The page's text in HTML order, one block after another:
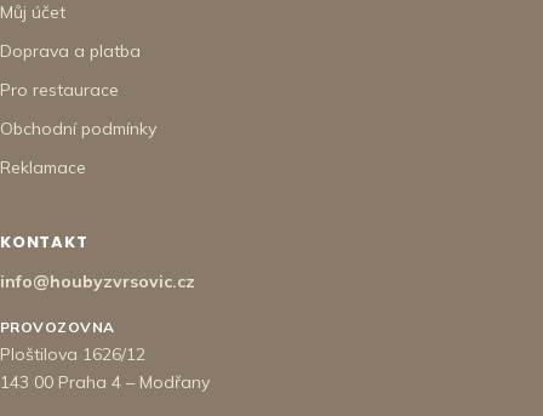
Můj účet
Doprava a platba
Pro restaurace
Obchodní podmínky
Reklamace
KONTAKT
info@houbyzvrsovic.cz
PROVOZOVNA
Ploštilova 1626/12
143 00 Praha 4 – Modřany